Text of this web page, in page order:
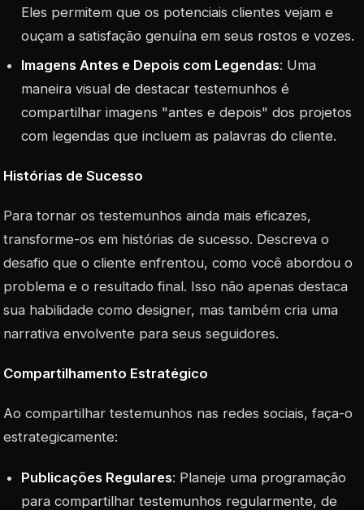
Eles permitem que os potenciais clientes vejam e
ouçam a satisfação genuína em seus rostos e vozes.
Imagens Antes e Depois com Legendas: Uma
maneira visual de destacar testemunhos é
compartilhar imagens "antes e depois" dos projetos
com legendas que incluem as palavras do cliente.
Histórias de Sucesso
Para tornar os testemunhos ainda mais eficazes,
transforme-os em histórias de sucesso. Descreva o
desafio que o cliente enfrentou, como você abordou o
problema e o resultado final. Isso não apenas destaca
sua habilidade como designer, mas também cria uma
narrativa envolvente para seus seguidores.
Compartilhamento Estratégico
Ao compartilhar testemunhos nas redes sociais, faça-o
estrategicamente:
Publicações Regulares: Planeje uma programação
para compartilhar testemunhos regularmente, de